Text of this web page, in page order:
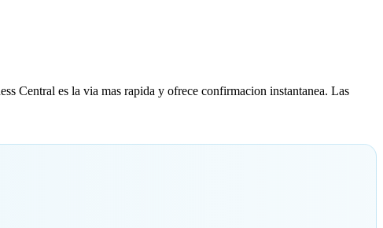
Central es la via mas rapida y ofrece confirmacion instantanea. Las